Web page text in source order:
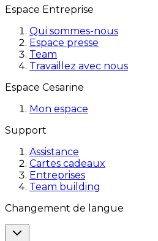
Espace Entreprise
Qui sommes-nous
Espace presse
Team
Travaillez avec nous
Espace Cesarine
Mon espace
Support
Assistance
Cartes cadeaux
Entreprises
Team building
Changement de langue